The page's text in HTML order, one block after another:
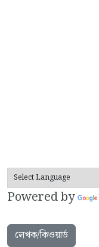
Powered by
লেখক/কিওয়ার্ড